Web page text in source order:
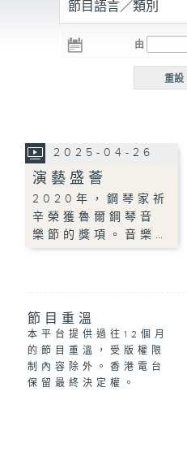
R3
電台 電台
R5
節目語言／類別
由
重設
2025-04-26
演藝盛薈
2020年，鋼琴家祈
辛榮獲魯爾鋼琴音
樂節的獎項。音樂…
節目重溫
本平台提供過往12個月
的節目重溫，受版權限
制內容除外。香港電台
保留最終決定權。